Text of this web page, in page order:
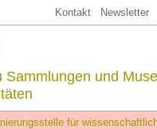
Kontakt Newsletter
Sammlungen und
für